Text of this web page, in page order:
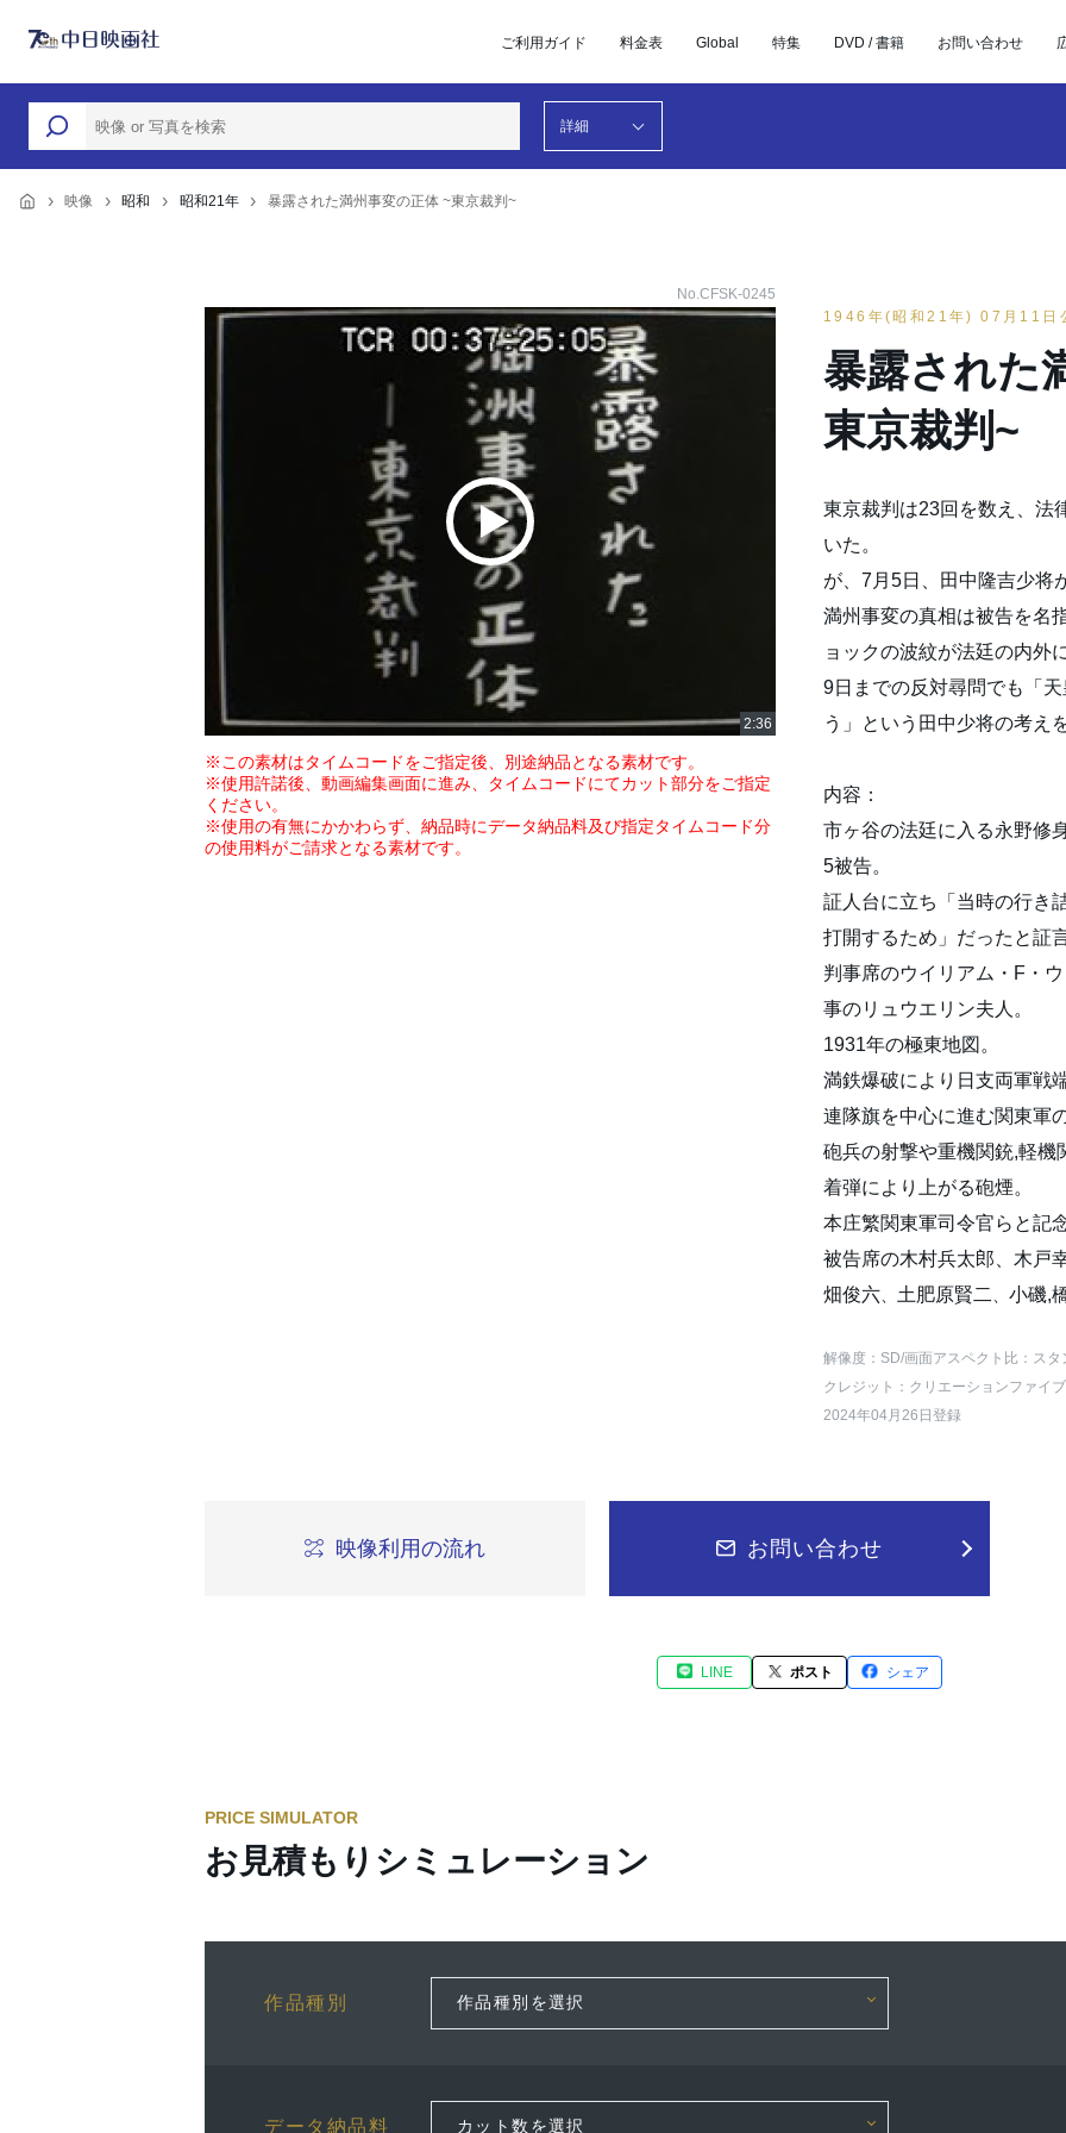
ご利用ガイド 料金表 Global 特集 DVD / 書籍 お問い合わせ
詳細
映像 昭和 昭和21年 暴露された満州事変の正体 ~東京裁判~
No.CFSK-0245
※この素材はタイムコードをご指定後、別途納品となる素材です。
※使用許諾後、動画編集画面に進み、タイムコードにてカット部分をご指定
ください。
※使用の有無にかかわらず、納品時にデータ納品料及び指定タイムコード分
の使用料がご請求となる素材です。
1946年(昭和21年) 07月11日
暴露された
東京裁判~
東京裁判は23回を数え、法
いた。
が、7月5日、田中隆吉少将
満州事変の真相は被告を名
ョックの波紋が法廷の内外
9日までの反対尋問でも「
う」という田中少将の考え
内容：
市ヶ谷の法廷に入る永野修
5被告。
証人台に立ち「当時の行き
打開するため」だったと証
判事席のウイリアム・F・
事のリュウエリン夫人。
1931年の極東地図。
満鉄爆破により日支両軍戦
連隊旗を中心に進む関東軍
砲兵の射撃や重機関銃,軽機
着弾により上がる砲煙。
本庄繁関東軍司令官らと記
被告席の木村兵太郎、木戸
畑俊六
土肥原賢二 小磯,
解像度：SD/画面アスペクト比：スタ
クレジット：クリエーションファイ
2024年04月26日登録
映像利用の流れ お問い合わせ
LINE ポスト シェア
PRICE SIMULATOR
お見積もりシミュレーション
作品種別
データ納品料